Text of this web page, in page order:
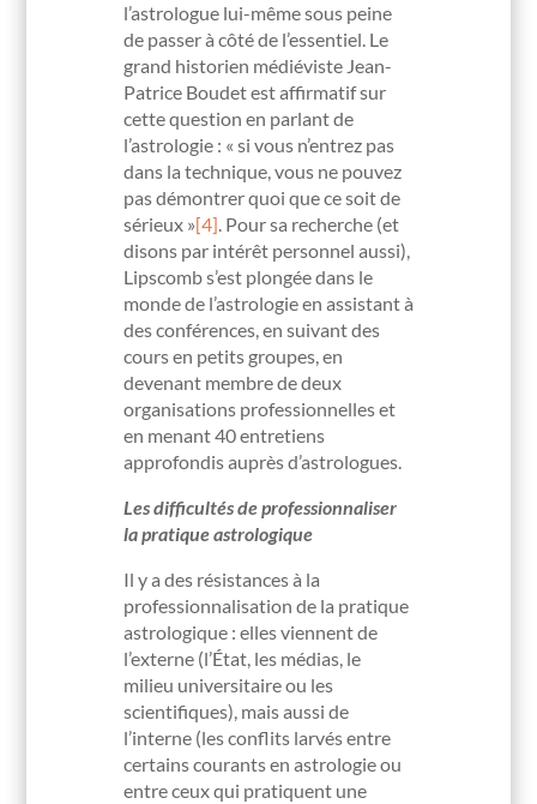
l’astrologue lui-même sous peine
de passer à côté de l’essentiel. Le
grand historien médiéviste Jean-
Patrice Boudet est affirmatif sur
cette question en parlant de
l’astrologie : « si vous n’entrez pas
dans la technique, vous ne pouvez
pas démontrer quoi que ce soit de
sérieux »[4]. Pour sa recherche (et
disons par intérêt personnel aussi),
Lipscomb s’est plongée dans le
monde de l’astrologie en assistant à
des conférences, en suivant des
cours en petits groupes, en
devenant membre de deux
organisations professionnelles et
en menant 40 entretiens
approfondis auprès d’astrologues.
Les difficultés de professionnaliser
la pratique astrologique
Il y a des résistances à la
professionnalisation de la pratique
astrologique : elles viennent de
l’externe (l’État, les médias, le
milieu universitaire ou les
scientifiques), mais aussi de
l’interne (les conflits larvés entre
certains courants en astrologie ou
entre ceux qui pratiquent une